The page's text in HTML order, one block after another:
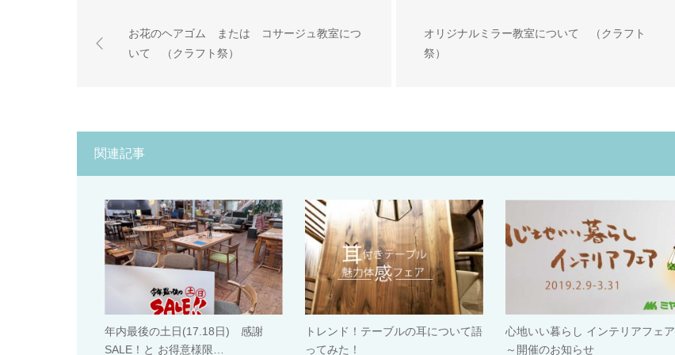
お花のヘアゴム または コサージュ教室につ
いて （クラフト祭）
オリジナルミラー教室について （クラフト
祭）
関連記事
年内最後の土日(17.18日) 感謝
SALE！と お得意様限…
トレンド！テーブルの耳について語
ってみた！
心地いい暮らし インテリアフェア
～開催のお知らせ